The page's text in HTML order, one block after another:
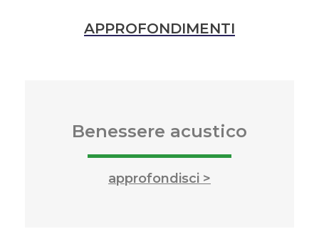
APPROFONDIMENTI
Benessere acustico​
approfondisci >